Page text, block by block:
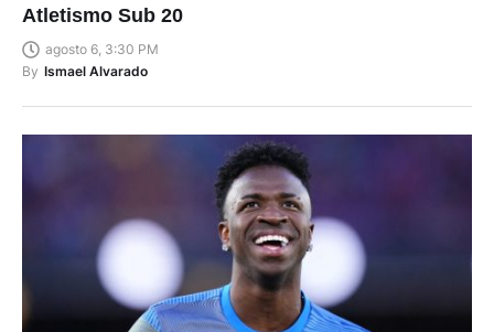
Atletismo Sub 20
agosto 6, 3:30 PM
By Ismael Alvarado